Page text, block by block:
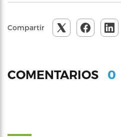
Compartir
COMENTARIOS 0